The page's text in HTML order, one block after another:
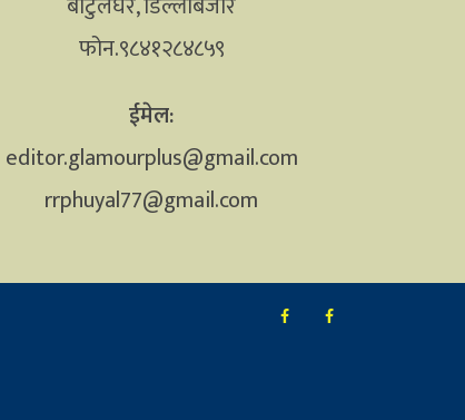
फोन.९८४१२८४८५९
ईमेल:
editor.glamourplus@gmail.com
rrphuyal77@gmail.com